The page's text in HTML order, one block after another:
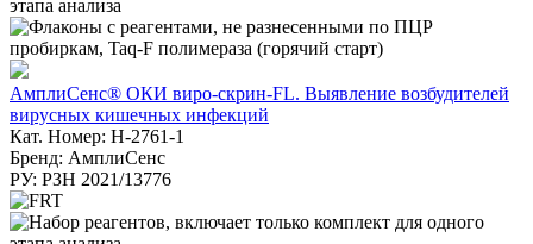
АмплиСенс® ОКИ виро-скрин-FL. Выявление возбудителей
вирусных кишечных инфекций
Кат. Номер: Н-2761-1
Бренд: АмплиСенс
РУ: РЗН 2021/13776